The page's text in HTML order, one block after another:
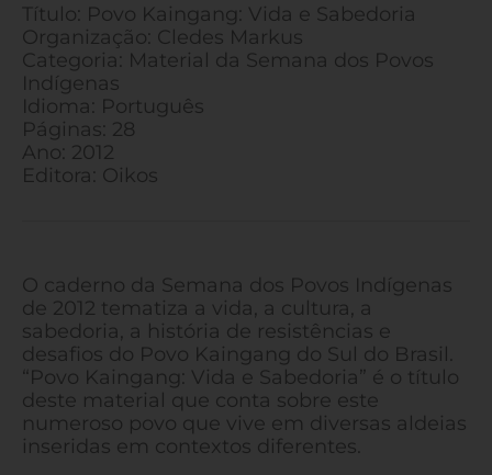
Título: Povo Kaingang: Vida e Sabedoria
Organização: Cledes Markus
Categoria: Material da Semana dos Povos
Indígenas
Idioma: Português
Páginas: 28
Ano: 2012
Editora: Oikos
O caderno da Semana dos Povos Indígenas
de 2012 tematiza a vida, a cultura, a
sabedoria, a história de resistências e
desafios do Povo Kaingang do Sul do Brasil.
“Povo Kaingang: Vida e Sabedoria” é o título
deste material que conta sobre este
numeroso povo que vive em diversas aldeias
inseridas em contextos diferentes.